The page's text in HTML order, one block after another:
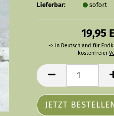
Lieferbar:
sofort
19,95
-> in Deutschland für
kostenfreier